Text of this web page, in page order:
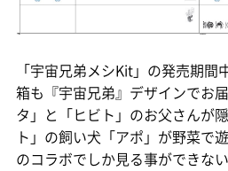
「宇宙兄弟メシKit」の発売期
箱も『宇宙兄弟』デザインでお
タ」と「ヒビト」のお父さんが
ト」の飼い犬「アポ」が野菜で
のコラボでしか見る事ができな